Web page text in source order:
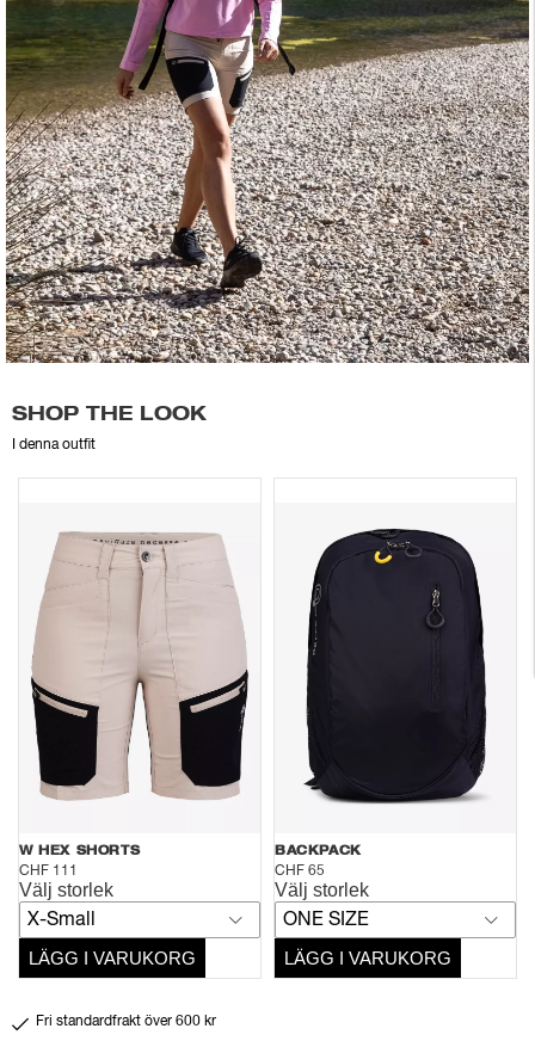
SHOP THE LOOK
I denna outfit
W HEX SHORTS
CHF 111
Välj storlek
X-Small
LÄGG I VARUKORG
BACKPACK
CHF 65
Välj storlek
ONE SIZE
LÄGG I VARUKORG
Fri standardfrakt över 600 kr